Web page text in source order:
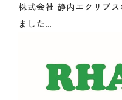
株式会社 静内エクリプ
ました...